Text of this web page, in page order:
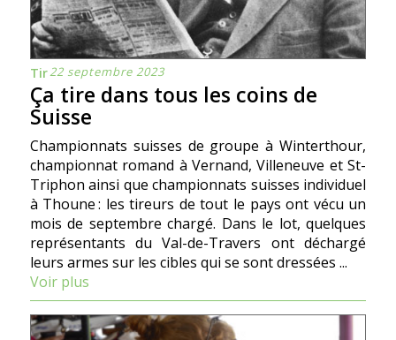
Tir22 septembre 2023
Ça tire dans tous les coins de
Suisse
Championnats suisses de groupe à Winterthour,
championnat romand à Vernand, Villeneuve et St-
Triphon ainsi que championnats suisses individuel
à Thoune : les tireurs de tout le pays ont vécu un
mois de septembre chargé. Dans le lot, quelques
représentants du Val-de-Travers ont déchargé
leurs armes sur les cibles qui se sont dressées ...
Voir plus